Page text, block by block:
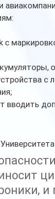
с
с
вводить
и